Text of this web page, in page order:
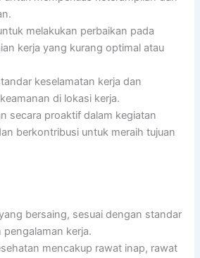
melakukan perbaikan pada
kerja yang kurang optimal atau
keselamatan kerja dan
di lokasi kerja.
secara proaktif dalam kegiatan
berkontribusi untuk meraih tujuan
bersaing, sesuai dengan standar
pengalaman kerja.
mencakup rawat inap, rawat